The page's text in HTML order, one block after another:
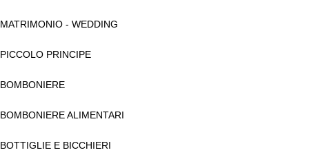
MATRIMONIO - WEDDING
PICCOLO PRINCIPE
BOMBONIERE
BOMBONIERE ALIMENTARI
BOTTIGLIE E BICCHIERI